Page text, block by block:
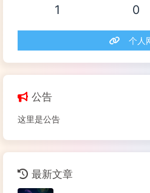
1 0
个人
公告
这里是公告
最新文章